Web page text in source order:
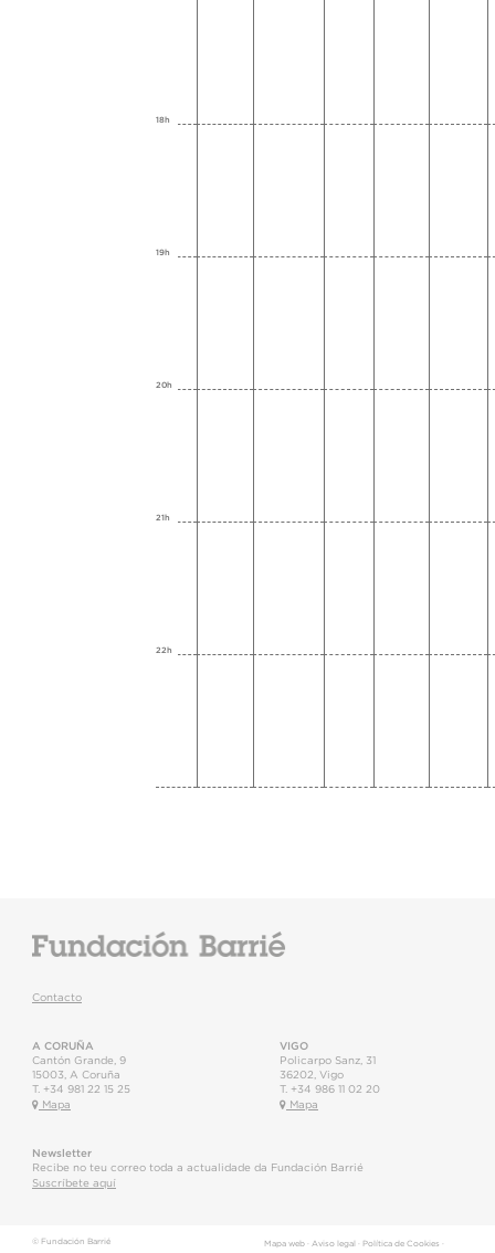
18h
19h
20h
21h
22h
Contacto
A CORUÑA
Cantón Grande, 9
15003
A Coruña
T. +34 981 22 15 25
Mapa
VIGO
Policarpo Sanz, 31
36202 Vigo
T. +34 986 11 02 20
Mapa
Newsletter
Recibe no teu correo toda a actualidade da Fundación Barrié
Suscríbete aquí
© Fundación Barrié Mapa web· Aviso legal · Política de Cookies ·